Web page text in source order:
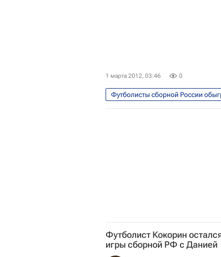
1 марта 2012, 03:46 0
Футболисты сборной России
Спорт
Товарищеские матчи
Футболист Кокорин
игры сборной РФ с Данией